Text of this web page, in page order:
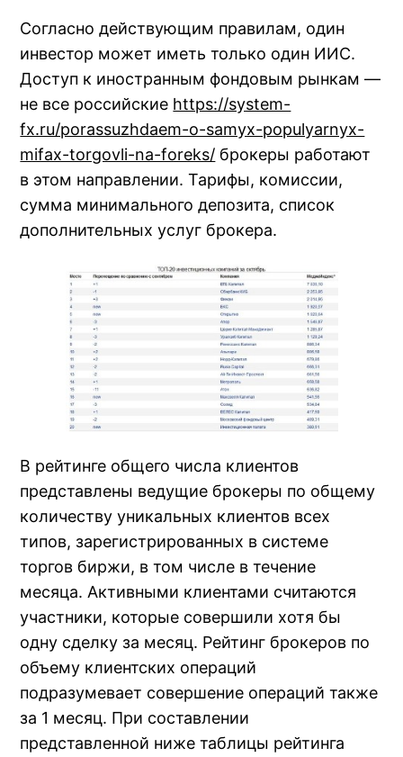
Согласно действующим правилам, один
инвестор может иметь только один ИИС.
Доступ к иностранным фондовым рынкам —
не все российские https://system-
fx.ru/porassuzhdaem-o-samyx-populyarnyx-
mifax-torgovli-na-foreks/ брокеры работают
в этом направлении. Тарифы, комиссии,
сумма минимального депозита, список
дополнительных услуг брокера.
В рейтинге общего числа клиентов
представлены ведущие брокеры по общему
количеству уникальных клиентов всех
типов, зарегистрированных в системе
торгов биржи, в том числе в течение
месяца. Активными клиентами считаются
участники, которые совершили хотя бы
одну сделку за месяц. Рейтинг брокеров по
объему клиентских операций
подразумевает совершение операций также
за 1 месяц. При составлении
представленной ниже таблицы рейтинга